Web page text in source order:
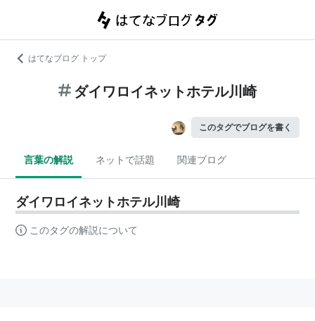
はてなブログ トップ
ダイワロイネットホテル川崎
このタグでブログを書く
言葉の解説 ネットで話題 関連ブログ
ダイワロイネットホテル川崎
このタグの解説について